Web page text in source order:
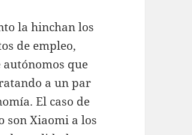
la hinchan los
de empleo,
autónomos que
a un par
El caso de
son Xiaomi a los